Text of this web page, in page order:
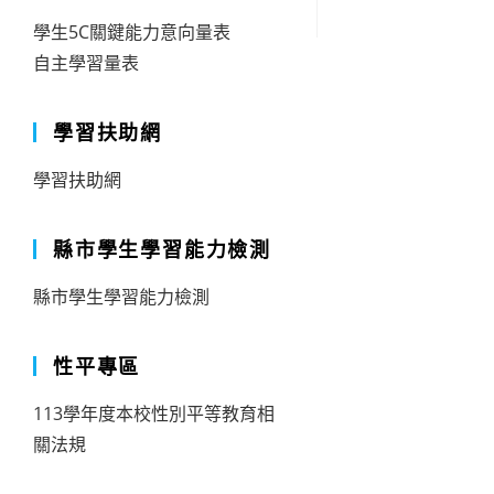
學生5C關鍵能力意向量表
自主學習量表
學習扶助網
學習扶助網
縣市學生學習能力檢測
縣市學生學習能力檢測
性平專區
113學年度本校性別平等教育相
關法規